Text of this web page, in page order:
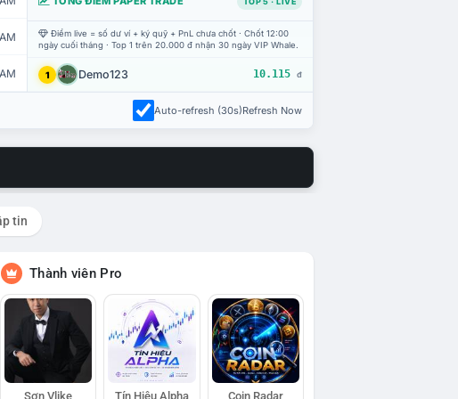
Điểm live = số dư ví + ký quỹ + PnL chưa chốt · Chốt 12:00
ngày cuối tháng · Top 1 trên 20.000 đ nhận 30 ngày VIP Whale.
1 Demo123 10.115 đ
Auto-refresh (30s)Refresh Now
tin
Thành viên Pro
Sơn Vlike Tín Hiệu Alpha Coin Radar